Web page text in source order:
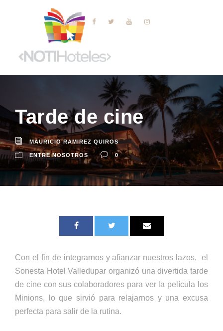
Tarde de cine
MAURICIO RAMIREZ QUIROS
ENTRE NOSOTROS 0
Con el fin de integrarnos y afianzar nuestros lazos, el
Sonesta Hotel Valledupar organizó una divertida tarde
de cine con sus colaboradores para ver la película los
Minions, lo que sirvió para relajarnos y una excusa
perfecta para salir de la rutina.